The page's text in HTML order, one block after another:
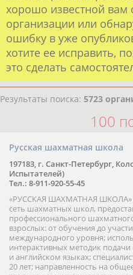
хорошо известной вам
организации или
ошибку в уже
хотите ее исправить,
это сделать
Результаты поиска: 5723
100
Русская шахматная школа
197183, г. Санкт-Петербург,
Испытателей)
Тел.: 8-911-920-55-45
«РУССКАЯ ШАХМАТНАЯ ШКОЛА»
сеть шахматных школ,
профессионального
взрослых: от обучения до
международного уровня;
интерактивных методик
и английском языках;
20 лет; направленность на